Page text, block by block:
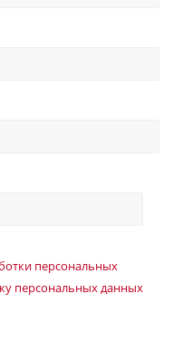
персональных
персональных данных